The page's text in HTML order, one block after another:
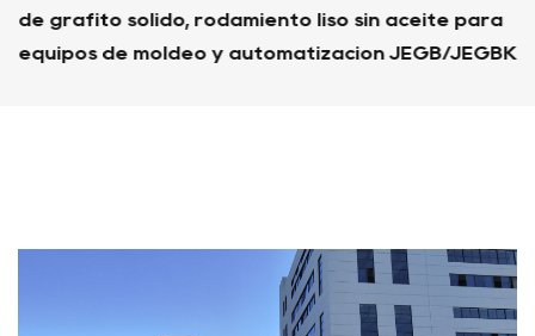
de grafito sólido, rodamiento liso sin aceite para
equipos de moldeo y automatización JEGB/JEGBK